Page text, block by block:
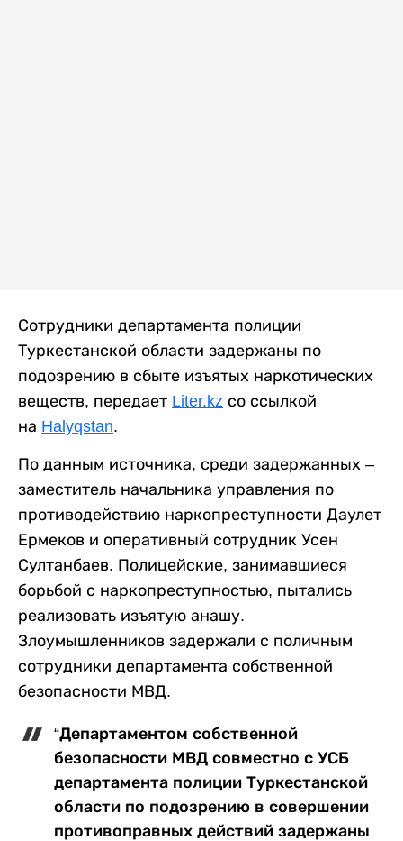
Сотрудники департамента полиции
Туркестанской области задержаны по
подозрению в сбыте изъятых наркотических
веществ, передает Liter.kz со ссылкой
на Halyqstan.
По данным источника, среди задержанных –
заместитель начальника управления по
противодействию наркопреступности Даулет
Ермеков и оперативный сотрудник Усен
Султанбаев. Полицейские, занимавшиеся
борьбой с наркопреступностью, пытались
реализовать изъятую анашу.
Злоумышленников задержали с поличным
сотрудники департамента собственной
безопасности МВД.
“Департаментом собственной
безопасности МВД совместно с УСБ
департамента полиции Туркестанской
области по подозрению в совершении
противоправных действий задержаны